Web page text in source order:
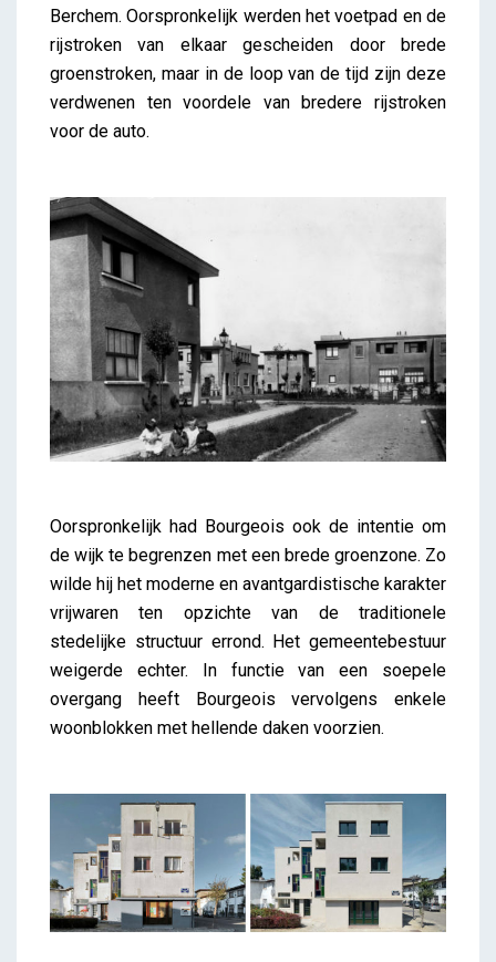
Berchem. Oorspronkelijk werden het voetpad en de
rijstroken van elkaar gescheiden door brede
groenstroken, maar in de loop van de tijd zijn deze
verdwenen ten voordele van bredere rijstroken
voor de auto.
Oorspronkelijk had Bourgeois ook de intentie om
de wijk te begrenzen met een brede groenzone. Zo
wilde hij het moderne en avantgardistische karakter
vrijwaren ten opzichte van de traditionele
stedelijke structuur errond. Het gemeentebestuur
weigerde echter. In functie van een soepele
overgang heeft Bourgeois vervolgens enkele
woonblokken met hellende daken voorzien.